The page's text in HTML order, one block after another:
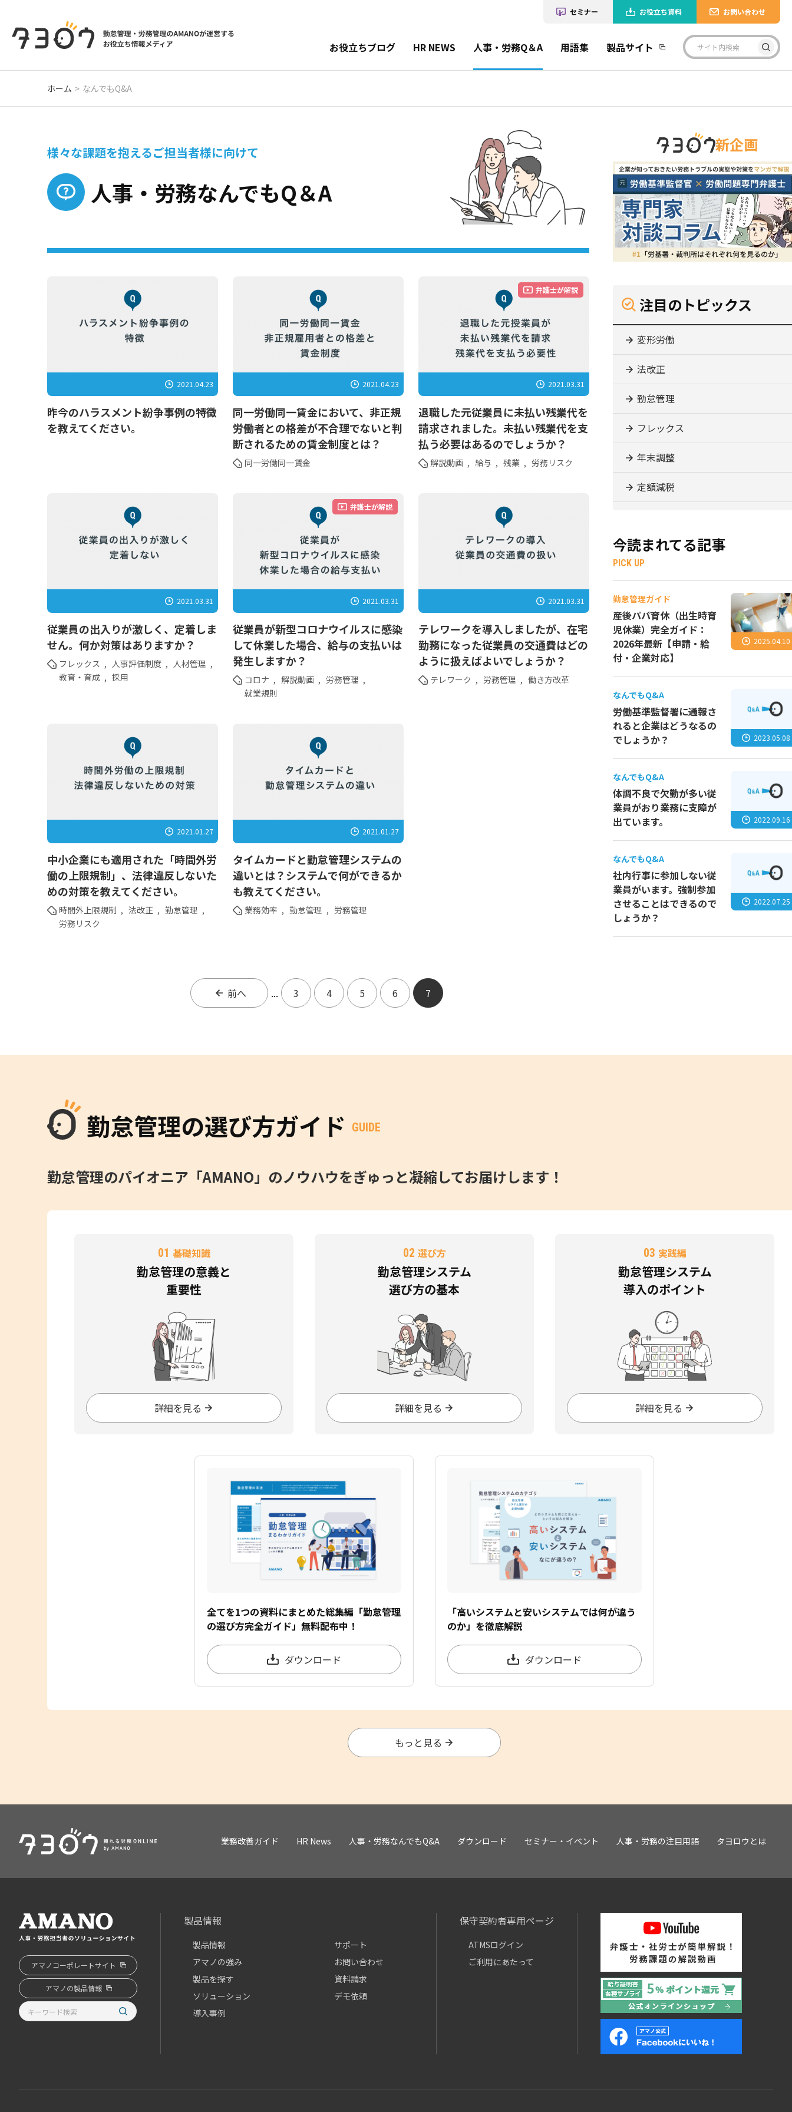
お役立ちブログ HR NEWS 人事・労務Q＆A 用語集 製品サイト
セミナー お役立ち資料 お問い合わせ
ホーム なんでもQ&A
様々な課題を抱えるご担当者様に向けて
人事・労務なんでもQ＆A
2021.04.23
昨今のハラスメント紛争事例の特徴
を教えてください。
2021.04.23
同一労働同一賃金において、非正規
労働者との格差が不合理でないと判
断されるための賃金制度とは？
同一労働同一賃金
弁護士が解説
2021.03.31
退職した元従業員に未払い残業代を
請求されました。未払い残業代を支
払う必要はあるのでしょうか？
解説動画 , 給与 , 残業 , 労務リスク
2021.03.31
従業員の出入りが激しく、定着しま
せん。何か対策はありますか？
フレックス , 人事評価制度 , 人材管理 ,
教育・育成 , 採用
弁護士が解説
2021.03.31
従業員が新型コロナウイルスに感染
して休業した場合、給与の支払いは
発生しますか？
コロナ , 解説動画 , 労務管理 ,
就業規則
2021.03.31
テレワークを導入しましたが、在宅
勤務になった従業員の交通費はどの
ように扱えばよいでしょうか？
テレワーク , 労務管理 , 働き方改革
2021.01.27
中小企業にも適用された「時間外労
働の上限規制」、法律違反しないた
めの対策を教えてください。
時間外上限規制 , 法改正 , 勤怠管理 ,
労務リスク
2021.01.27
タイムカードと勤怠管理システムの
違いとは？システムで何ができるか
も教えてください。
業務効率 , 勤怠管理 , 労務管理
前へ ... 3 4 5 6 7
新企画
注目のトピックス
変形労働
法改正
勤怠管理
フレックス
年末調整
定額減税
今読まれてる記事
PICK UP
勤怠管理ガイド
産後パパ育休（出生時育
児休業）完全ガイド：
2026年最新【申請・給
付・企業対応】
2025.04.10
なんでもQ&A
労働基準監督署に通報さ
れると企業はどうなるの
でしょうか？
2023.05.08
なんでもQ&A
体調不良で欠勤が多い従
業員がおり業務に支障が
出ています。
2022.09.16
なんでもQ&A
社内行事に参加しない従
業員がいます。強制参加
させることはできるので
しょうか？
2022.07.25
勤怠管理の選び方ガイド GUIDE
勤怠管理のパイオニア「AMANO」のノウハウをぎゅっと凝縮してお届けします！
01 基礎知識
勤怠管理の意義と
重要性
詳細を見る
02 選び方
勤怠管理システム
選び方の基本
詳細を見る
03 実践編
勤怠管理システム
導入のポイント
詳細を見る
全てを1つの資料にまとめた総集編「勤怠管理
の選び方完全ガイド」無料配布中！
ダウンロード
「高いシステムと安いシステムでは何が違う
のか」を徹底解説
ダウンロード
もっと見る
業務改善ガイド HR News 人事・労務なんでもQ&A ダウンロード セミナー・イベント 人事・労務の注目用語 タヨロウとは
アマノコーポレートサイト
アマノの製品情報
製品情報
製品情報
アマノの強み
製品を探す
ソリューション
導入事例
サポート
お問い合わせ
資料請求
デモ依頼
保守契約者専用ページ
ATMSログイン
ご利用にあたって